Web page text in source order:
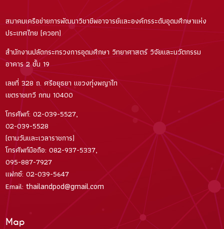
สมาคมเครือข่ายการพัฒนาวิชาชีพอาจารย์และองค์กรระดับอุดมศึกษาแห่ง
ประเทศไทย (ควอท)
สำนักงานปลัดกระทรวงการอุดมศึกษา วิทยาศาสตร์ วิจัยและนวัตกรรม
อาคาร 2 ชั้น 19
เลขที่ 328 ถ. ศรีอยุธยา แขวงทุ่งพญาไท
เขตราชเทวี กทม 10400
โทรศัพท์: 02-039-5527,
02-039-5528
(ตามวันและเวลาราชการ)
โทรศัพท์มือถือ: 082-937-5337,
095-887-7927
แฟกซ์: 02-039-5647
Email: thailandpod@gmail.com
Map